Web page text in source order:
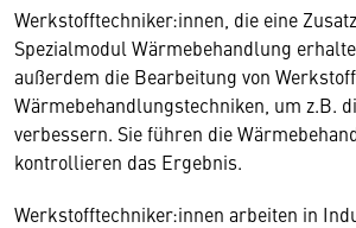
Werkstofftechniker:innen, die eine
Spezialmodul Wärmebehandlung
außerdem die Bearbeitung von
Wärmebehandlungstechniken, um z.B.
verbessern. Sie führen die
kontrollieren das Ergebnis.
Werkstofftechniker:innen arbeiten in